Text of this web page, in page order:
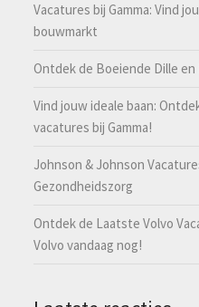
Vacatures bij Gamma: Vind
bouwmarkt
Ontdek de Boeiende Dille
Vind jouw ideale baan:
vacatures bij Gamma!
Johnson & Johnson
Gezondheidszorg
Ontdek de Laatste Volvo
Volvo vandaag nog!